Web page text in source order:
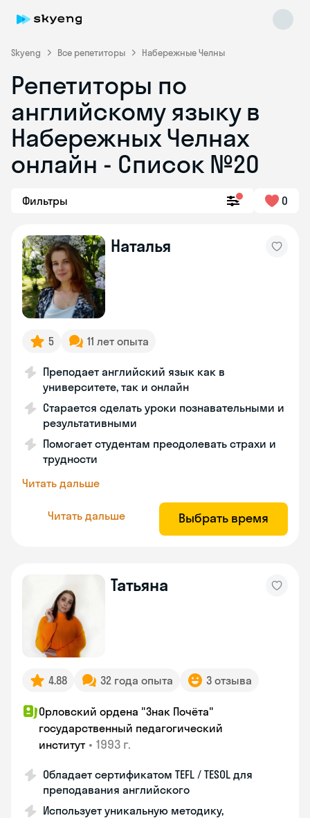
Skyeng Все репетиторы Набережные Челны
Репетиторы по
английскому языку в
Набережных Челнах
онлайн - Список №20
Фильтры 0
Наталья
5 11 лет опыта
Преподает английский язык как в
университете, так и онлайн
Старается сделать уроки познавательными и
результативными
Помогает студентам преодолевать страхи и
трудности
Читать дальше
Читать дальше Выбрать время
Татьяна
4.88 32 года опыта 3 отзыва
Орловский ордена "Знак Почёта"
государственный педагогический
институт • 1993 г.
Обладает сертификатом TEFL / TESOL для
преподавания английского
Использует уникальную методику,